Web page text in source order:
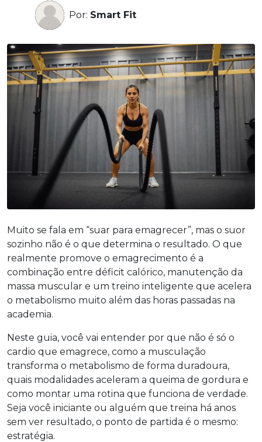
Por: Smart Fit
Muito se fala em “suar para emagrecer”, mas o suor
sozinho não é o que determina o resultado. O que
realmente promove o emagrecimento é a
combinação entre déficit calórico, manutenção da
massa muscular e um treino inteligente que acelera
o metabolismo muito além das horas passadas na
academia.
Neste guia, você vai entender por que não é só o
cardio que emagrece, como a musculação
transforma o metabolismo de forma duradoura,
quais modalidades aceleram a queima de gordura e
como montar uma rotina que funciona de verdade.
Seja você iniciante ou alguém que treina há anos
sem ver resultado, o ponto de partida é o mesmo:
estratégia.